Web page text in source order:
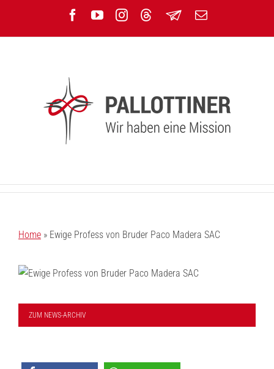
Facebook
YouTubeInstagram
Threads
Newsletter
E-
Home » Ewige Profess von Bruder Paco Madera SAC
ZUM NEWS-ARCHIV